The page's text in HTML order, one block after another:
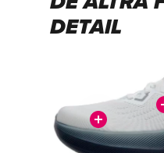
DETAIL